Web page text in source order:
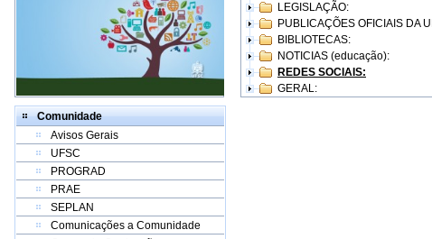
Comunidade
Avisos Gerais
UFSC
PROGRAD
PRAE
SEPLAN
Comunicações a Comunidade
LEGISLAÇÃO:
PUBLICAÇÕES OFICIAIS DA
BIBLIOTECAS:
NOTICIAS (educação):
REDES SOCIAIS:
GERAL: